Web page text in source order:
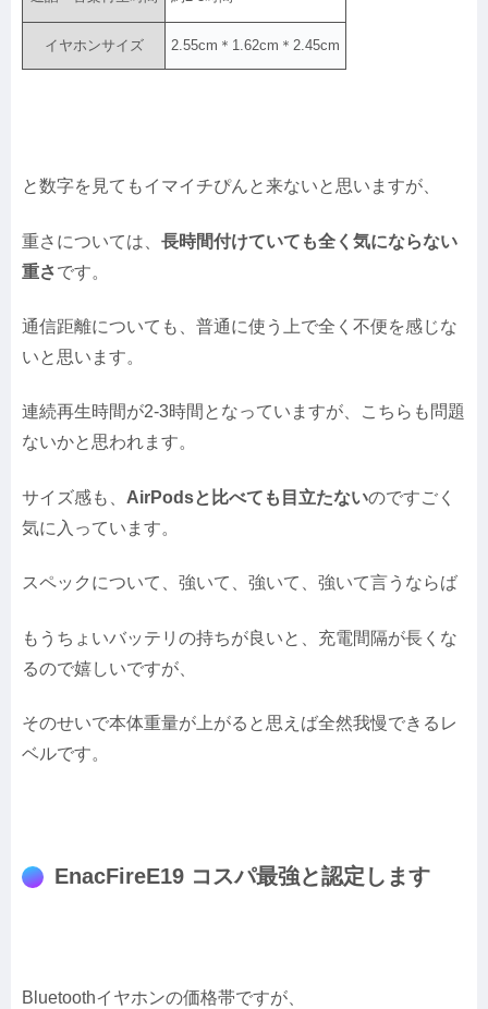
イヤホンサイズ 2.55cm＊1.62cm＊2.45cm
と数字を見てもイマイチぴんと来ないと思いますが、
重さについては、 長時間付けていても全く気にならない
重さです。
通信距離についても、普通に使う上で全く不便を感じな
いと思います。
連続再生時間が2-3時間となっていますが、こちらも問題
ないかと思われます。
サイズ感も、 AirPodsと比べても目立たないのですごく
気に入っています。
スペックについて、強いて、強いて、強いて言うならば
もうちょいバッテリの持ちが良いと、充電間隔が長くな
るので嬉しいですが、
そのせいで本体重量が上がると思えば全然我慢できるレ
ベルです。
EnacFireE19 コスパ最強と認定します
Bluetoothイヤホンの価格帯ですが、